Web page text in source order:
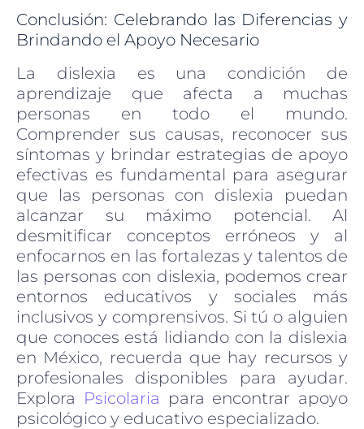
Conclusión: Celebrando las Diferencias y
Brindando el Apoyo Necesario
La dislexia es una condición de
aprendizaje que afecta a muchas
personas en todo el mundo.
Comprender sus causas, reconocer sus
síntomas y brindar estrategias de apoyo
efectivas es fundamental para asegurar
que las personas con dislexia puedan
alcanzar su máximo potencial. Al
desmitificar conceptos erróneos y al
enfocarnos en las fortalezas y talentos de
las personas con dislexia, podemos crear
entornos educativos y sociales más
inclusivos y comprensivos. Si tú o alguien
que conoces está lidiando con la dislexia
en México, recuerda que hay recursos y
profesionales disponibles para ayudar.
Explora Psicolaria para encontrar apoyo
psicológico y educativo especializado.